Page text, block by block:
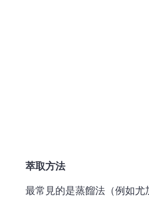
萃取方法
最常見的是蒸餾法（例如尤